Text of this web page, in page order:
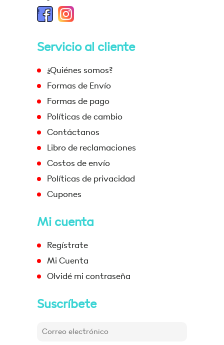
Servicio al cliente
¿Quiénes somos?
Formas de Envío
Formas de pago
Políticas de cambio
Contáctanos
Libro de reclamaciones
Costos de envío
Políticas de privacidad
Cupones
Mi cuenta
Regístrate
Mi Cuenta
Olvidé mi contraseña
Suscríbete